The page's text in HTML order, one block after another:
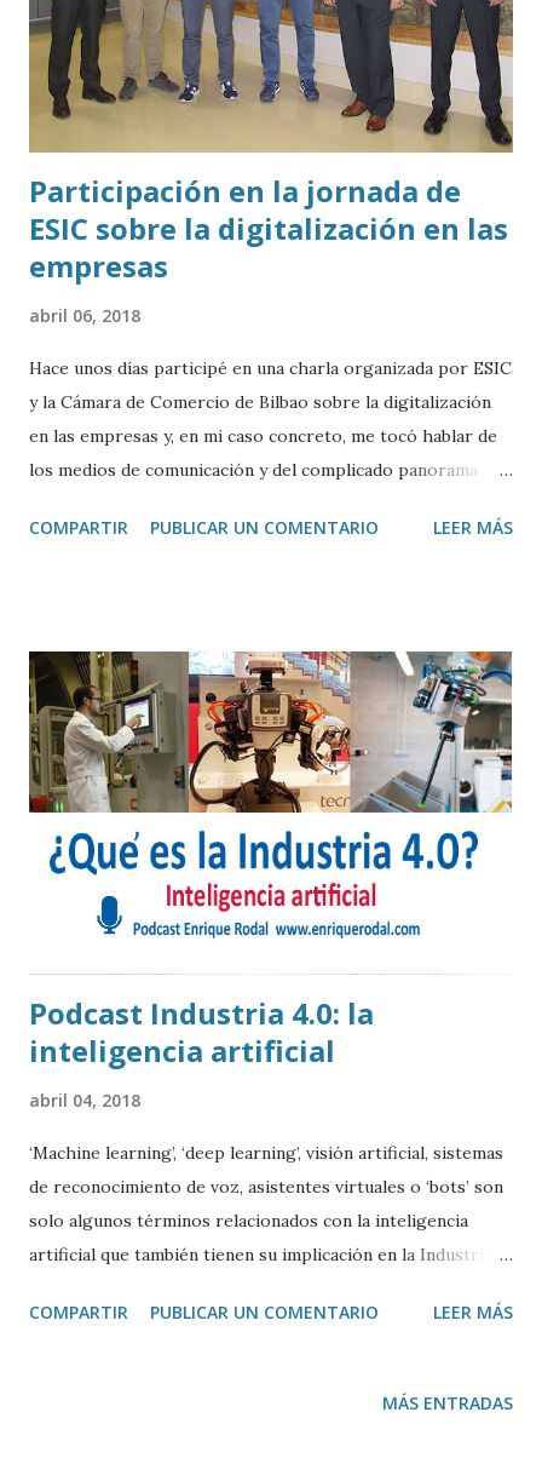
Participación en la jornada de
ESIC sobre la digitalización en las
empresas
abril 06, 2018
Hace unos días participé en una charla organizada por ESIC
y la Cámara de Comercio de Bilbao sobre la digitalización
en las empresas y, en mi caso concreto, me tocó hablar de
los medios de comunicación y del complicado panorama
de Contenidos y los Owned Media van a ser cada vez más
COMPARTIR PUBLICAR UN COMENTARIO LEER MÁS
Podcast Industria 4.0: la
inteligencia artificial
abril 04, 2018
‘Machine learning’, ‘deep learning’, visión artificial, sistemas
de reconocimiento de voz, asistentes virtuales o ‘bots’ son
solo algunos términos relacionados con la inteligencia
artificial que también tienen su implicación en la Industria
explicamos cuáles son las claves de la IA, sus actuales
tecnología en continuo progreso, pero que aún no está
COMPARTIR PUBLICAR UN COMENTARIO LEER MÁS
MÁS ENTRADAS